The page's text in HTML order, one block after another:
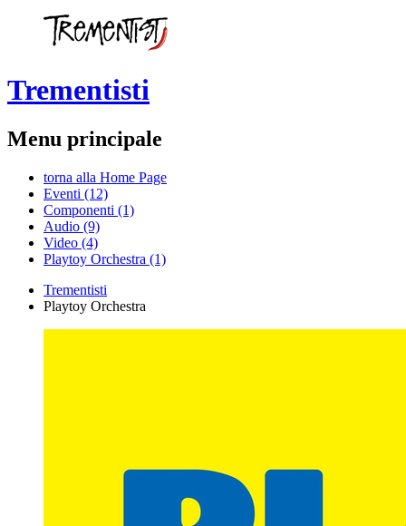
Trementisti
Menu principale
torna alla Home Page
Eventi (12)
Componenti (1)
Audio (9)
Video (4)
Playtoy Orchestra (1)
Trementisti
Playtoy Orchestra